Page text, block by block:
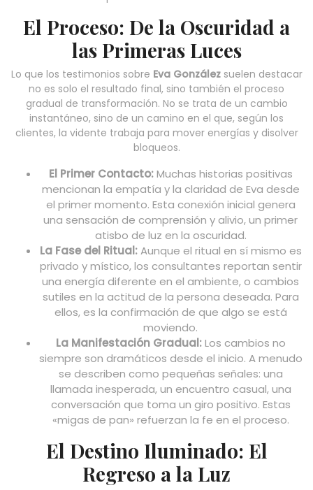
El Proceso: De la Oscuridad a
las Primeras Luces
Lo que los testimonios sobre Eva Gonzálezsuelen destacar
no es solo el resultado final, sino también el proceso
gradual de transformación. No se trata de un cambio
instantáneo, sino de un camino en el que, según los
clientes, la vidente trabaja para mover energías y disolver
bloqueos.
El Primer Contacto:Muchas historias positivas
mencionan la empatía y la claridad de Eva desde
el primer momento. Esta conexión inicial genera
una sensación de comprensión y alivio, un primer
atisbo de luz en la oscuridad.
La Fase del Ritual:Aunque el ritual en sí mismo es
privado y místico, los consultantes reportan sentir
una energía diferente en el ambiente, o cambios
sutiles en la actitud de la persona deseada. Para
ellos, es la confirmación de que algo se está
moviendo.
La Manifestación Gradual:Los cambios no
siempre son dramáticos desde el inicio. A menudo
se describen como pequeñas señales: una
llamada inesperada, un encuentro casual, una
conversación que toma un giro positivo. Estas
«migas de pan» refuerzan la fe en el proceso.
El Destino Iluminado: El
Regreso a la Luz